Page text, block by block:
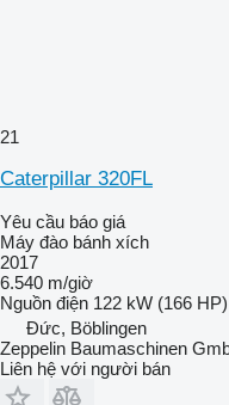
21
Caterpillar 320FL
Yêu cầu báo giá
Máy đào bánh xích
2017
6.540 m/giờ
Nguồn điện 122 kW (166 HP)
Đức, Böblingen
Zeppelin Baumaschinen
Liên hệ với người bán